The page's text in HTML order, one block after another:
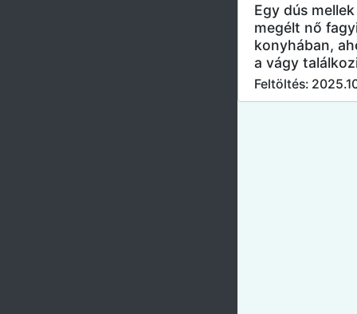
Egy dús
megélt nő
konyhában,
a vágy
Feltöltés: